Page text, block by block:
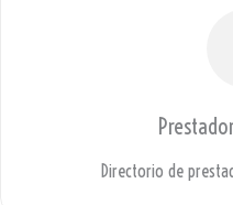
Directorio de